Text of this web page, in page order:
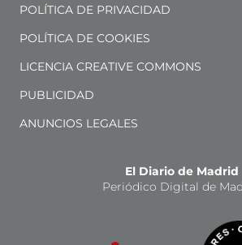
POLÍTICA DE PRIVACIDAD
POLÍTICA DE COOKIES
LICENCIA CREATIVE COMMONS
PUBLICIDAD
ANUNCIOS LEGALES
El Diario de Madrid
Periódico Digital de